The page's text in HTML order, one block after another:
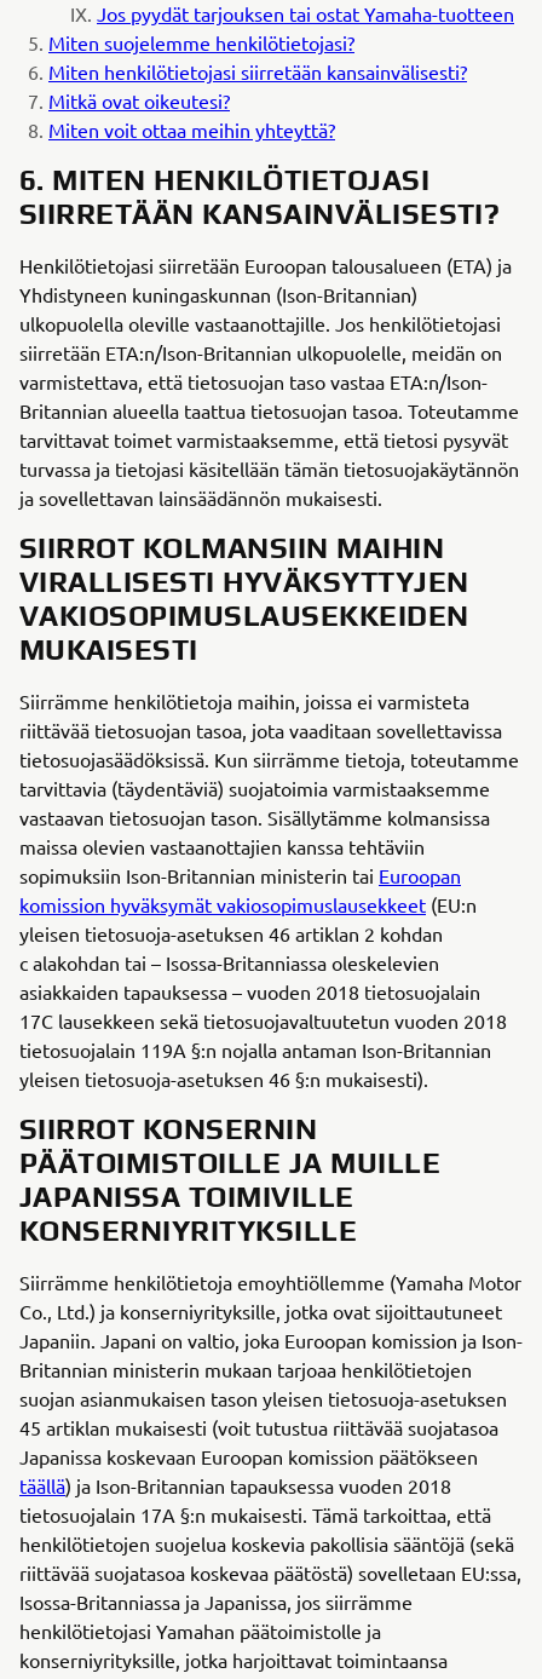
Jos pyydät tarjouksen tai ostat Yamaha-tuotteen
Miten suojelemme henkilötietojasi?
Miten henkilötietojasi siirretään kansainvälisesti?
Mitkä ovat oikeutesi?
Miten voit ottaa meihin yhteyttä?
6. MITEN HENKILÖTIETOJASI
SIIRRETÄÄN KANSAINVÄLISESTI?
Henkilötietojasi siirretään Euroopan talousalueen (ETA) ja
Yhdistyneen kuningaskunnan (Ison-Britannian)
ulkopuolella oleville vastaanottajille. Jos henkilötietojasi
siirretään ETA:n/Ison-Britannian ulkopuolelle, meidän on
varmistettava, että tietosuojan taso vastaa ETA:n/Ison-
Britannian alueella taattua tietosuojan tasoa. Toteutamme
tarvittavat toimet varmistaaksemme, että tietosi pysyvät
turvassa ja tietojasi käsitellään tämän tietosuojakäytännön
ja sovellettavan lainsäädännön mukaisesti.
SIIRROT KOLMANSIIN MAIHIN
VIRALLISESTI HYVÄKSYTTYJEN
VAKIOSOPIMUSLAUSEKKEIDEN
MUKAISESTI
Siirrämme henkilötietoja maihin, joissa ei varmisteta
riittävää tietosuojan tasoa, jota vaaditaan sovellettavissa
tietosuojasäädöksissä. Kun siirrämme tietoja, toteutamme
tarvittavia (täydentäviä) suojatoimia varmistaaksemme
vastaavan tietosuojan tason. Sisällytämme kolmansissa
maissa olevien vastaanottajien kanssa tehtäviin
sopimuksiin Ison-Britannian ministerin tai Euroopan
komission hyväksymät vakiosopimuslausekkeet (EU:n
yleisen tietosuoja-asetuksen 46 artiklan 2 kohdan
c alakohdan tai – Isossa-Britanniassa oleskelevien
asiakkaiden tapauksessa – vuoden 2018 tietosuojalain
17C lausekkeen sekä tietosuojavaltuutetun vuoden 2018
tietosuojalain 119A §:n nojalla antaman Ison-Britannian
yleisen tietosuoja-asetuksen 46 §:n mukaisesti).
SIIRROT KONSERNIN
PÄÄTOIMISTOILLE JA MUILLE
JAPANISSA TOIMIVILLE
KONSERNIYRITYKSILLE
Siirrämme henkilötietoja emoyhtiöllemme (Yamaha Motor
Co., Ltd.) ja konserniyrityksille, jotka ovat sijoittautuneet
Japaniin. Japani on valtio, joka Euroopan komission ja Ison-
Britannian ministerin mukaan tarjoaa henkilötietojen
suojan asianmukaisen tason yleisen tietosuoja-asetuksen
45 artiklan mukaisesti (voit tutustua riittävää suojatasoa
Japanissa koskevaan Euroopan komission päätökseen
täällä) ja Ison-Britannian tapauksessa vuoden 2018
tietosuojalain 17A §:n mukaisesti. Tämä tarkoittaa, että
henkilötietojen suojelua koskevia pakollisia sääntöjä (sekä
riittävää suojatasoa koskevaa päätöstä) sovelletaan EU:ssa,
Isossa-Britanniassa ja Japanissa, jos siirrämme
henkilötietojasi Yamahan päätoimistolle ja
konserniyrityksille, jotka harjoittavat toimintaansa